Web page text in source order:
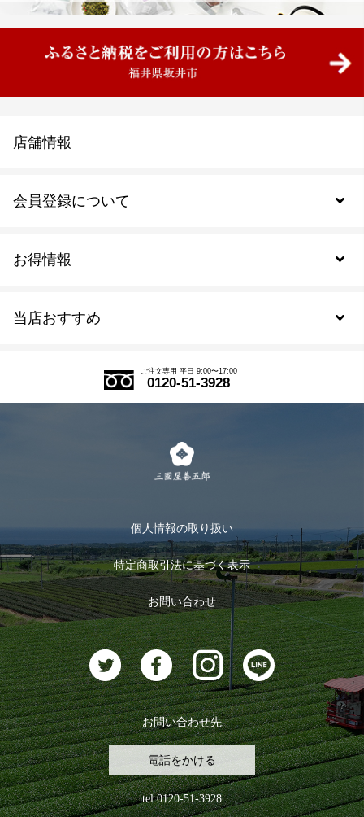
当店おすすめ
式部の香りシリーズ
お茶のギフト
おすすめのお茶
お茶に合うスイーツ
お得情報
会員登録について
会員規約について
ログイン
ログアウト
店舗情報
ご注文専用 平日 9:00〜17:00
0120-51-3928
個人情報の取り扱い
特定商取引法に基づく表示
お問い合わせ
お問い合わせ先
電話をかける
tel.0120-51-3928